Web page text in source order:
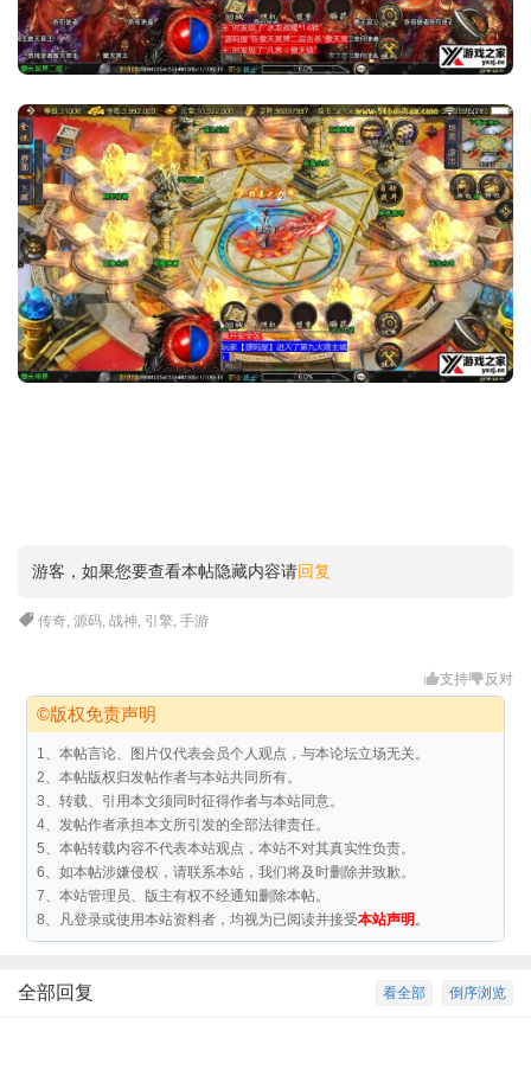
游客，如果您要查看本帖隐藏内容请回复
传奇,源码,战神, 引擎,手游
支持 反对
©版权免责声明
1、本帖言论、图片仅代表会员个人观点，与本论坛立场无关。
2、本帖版权归发帖作者与本站共同所有。
3、转载、引用本文须同时征得作者与本站同意。
4、发帖作者承担本文所引发的全部法律责任。
5、本帖转载内容不代表本站观点，本站不对其真实性负责。
6、如本帖涉嫌侵权，请联系本站，我们将及时删除并致歉。
7、本站管理员、版主有权不经通知删除本帖。
8、凡登录或使用本站资料者，均视为已阅读并接受本站声明 。
倒序浏览
看全部
全部回复